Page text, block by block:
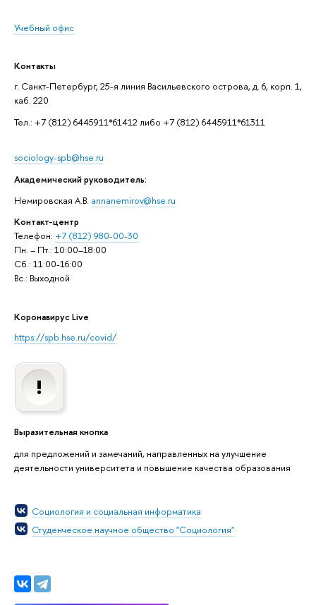
Учебный офис
Контакты
г. Санкт-Петербург, 25-я линия Васильевского острова, д. 6, корп. 1,
каб. 220
Тел.: +7 (812) 6445911*61412 либо +7 (812) 6445911*61311
sociology-spb@hse.ru
Академический руководитель:
Немировская А.В. annanemirov@hse.ru
Контакт-центр
Телефон: +7 (812) 980-00-30
Пн. – Пт.: 10:00–18:00
Сб.: 11:00-16:00
Вс.: Выходной
Коронавирус Live
https://spb.hse.ru/covid/
Выразительная кнопка
для предложений и замечаний, направленных на улучшение
деятельности университета и повышение качества образования
Социология и социальная информатика
Студенческое научное общество "Социология"